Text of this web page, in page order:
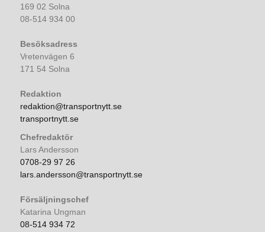
169 02 Solna
08-514 934 00
Besöksadress
Vretenvägen 6
171 54 Solna
Redaktion
redaktion@transportnytt.se
transportnytt.se
Chefredaktör
Lars Andersson
0708-29 97 26
lars.andersson@transportnytt.se
Försäljningschef
Katarina Ungman
08-514 934 72